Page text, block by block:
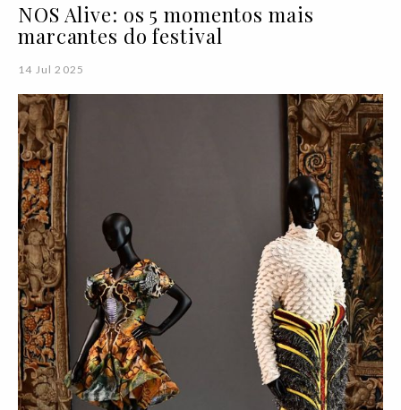
NOS Alive: os 5 momentos mais
marcantes do festival
14 Jul 2025